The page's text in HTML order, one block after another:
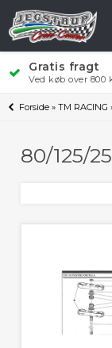
Gratis fragt
Ved køb over 800
Forside »TM RACING
80/125/